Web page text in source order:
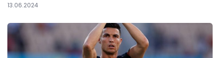
13.06.2024